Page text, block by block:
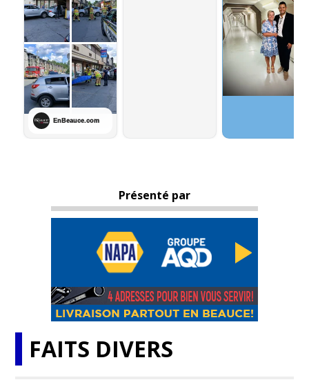
Présenté par
FAITS DIVERS